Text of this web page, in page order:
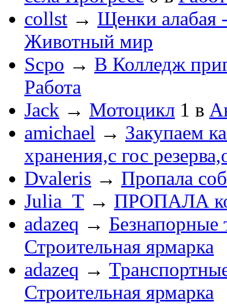
collst → Щенки алабая
Животный мир
Scpo → В Колледж
Работа
Jack → Мотоцикл 1 в
amichael → Закупаем
хранения,с гос
Dvaleris → Пропала
Julia_T → ПРОПАЛА
adazeq → Безнапорные
Строительная ярмарка
adazeq →
Строительная ярмарка